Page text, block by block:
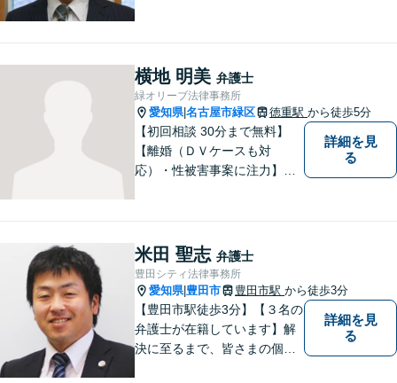
バー等の情報問題にも意欲高
く取り組みます。お困りごと
があれば。お気軽にご相談く
ださい。
横地 明美 弁護士
緑オリーブ法律事務所
愛知県|名古屋市緑区 徳重駅 から徒歩5分
【初回相談 30分まで無料】
【離婚（ＤＶケースも対
応）・性被害事案に注力】
詳細を見
る
米田 聖志 弁護士
豊田シティ法律事務所
愛知県| 豊田市 豊田市駅 から徒歩3分
【豊田市駅徒歩3分】【３名の
弁護士が在籍しています】解
決に至るまで、皆さまの個別
詳細を見
る